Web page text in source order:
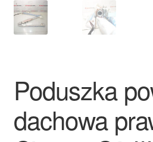
Skarga
Zasady i warunki
Poduszka
dachowa